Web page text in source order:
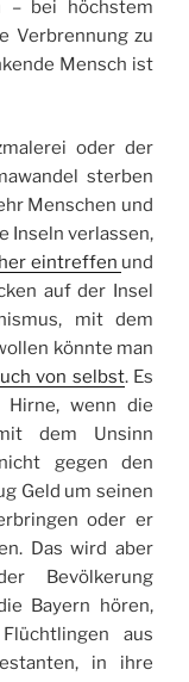
– bei höchstem
Verbrennung zu
Mensch ist
oder der
sterben
Menschen und
Inseln verlassen,
eintreffen und
auf der Insel
mit dem
könnte man
von selbst. Es
Hirne, wenn die
dem Unsinn
gegen den
Geld um seinen
oder er
Das wird aber
Bevölkerung
Bayern hören,
aus
in ihre